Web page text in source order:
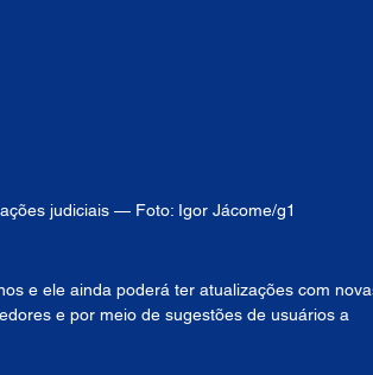
judiciais — Foto: Igor Jácome/g1
e ele ainda poderá ter atualizações com
e por meio de sugestões de usuários a